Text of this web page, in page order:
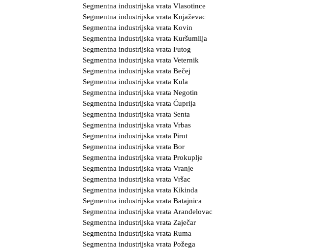
Segmentna industrijska vrata Vlasotince
Segmentna industrijska vrata Knjaževac
Segmentna industrijska vrata Kovin
Segmentna industrijska vrata Kuršumlija
Segmentna industrijska vrata Futog
Segmentna industrijska vrata Veternik
Segmentna industrijska vrata Bečej
Segmentna industrijska vrata Kula
Segmentna industrijska vrata Negotin
Segmentna industrijska vrata Ćuprija
Segmentna industrijska vrata Senta
Segmentna industrijska vrata Vrbas
Segmentna industrijska vrata Pirot
Segmentna industrijska vrata Bor
Segmentna industrijska vrata Prokuplje
Segmentna industrijska vrata Vranje
Segmentna industrijska vrata Vršac
Segmentna industrijska vrata Kikinda
Segmentna industrijska vrata Batajnica
Segmentna industrijska vrata Aranđelovac
Segmentna industrijska vrata Zaječar
Segmentna industrijska vrata Ruma
Segmentna industrijska vrata Požega